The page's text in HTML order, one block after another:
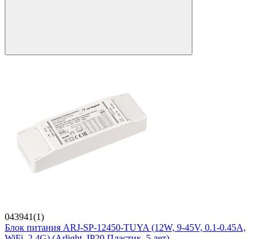
043941(1)
Блок питания ARJ-SP-12450-TUYA (12W, 9-45V, 0.1-0.45A,